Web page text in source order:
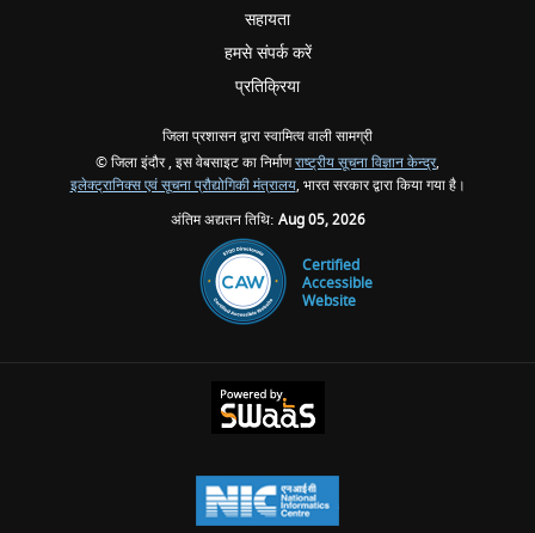
सहायता
हमसे संपर्क करें
प्रतिक्रिया
जिला प्रशासन द्वारा स्वामित्व वाली सामग्री
© जिला इंदौर , इस वेबसाइट का निर्माणराष्ट्रीय सूचना विज्ञान केन्द्र,
इलेक्ट्रानिक्स एवं सूचना प्रौद्योगिकी मंत्रालय, भारत सरकार द्वारा किया गया है।
अंतिम अद्यतन तिथि: Aug 05, 2026
Certified
Accessible
Website